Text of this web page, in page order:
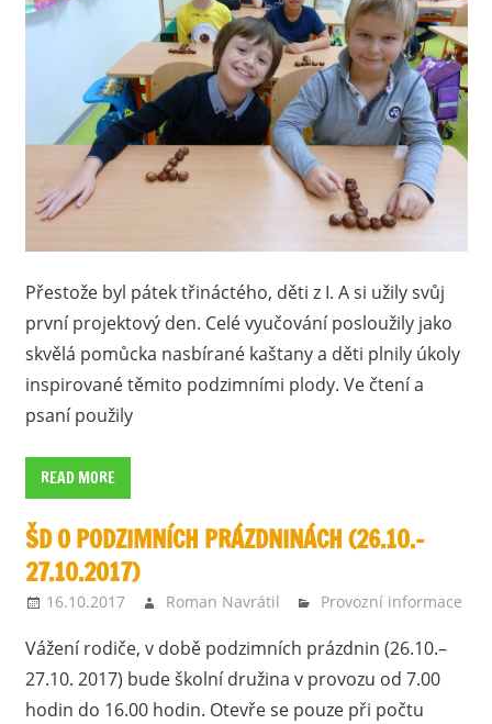
Přestože byl pátek třináctého, děti z I. A si užily svůj
první projektový den. Celé vyučování posloužily jako
skvělá pomůcka nasbírané kaštany a děti plnily úkoly
inspirované těmito podzimními plody. Ve čtení a
psaní použily
READ MORE
ŠD O PODZIMNÍCH PRÁZDNINÁCH (26.10.–
27.10.2017)
16.10.2017 Roman Navrátil Provozní informace
Vážení rodiče, v době podzimních prázdnin (26.10.–
27.10. 2017) bude školní družina v provozu od 7.00
hodin do 16.00 hodin. Otevře se pouze při počtu